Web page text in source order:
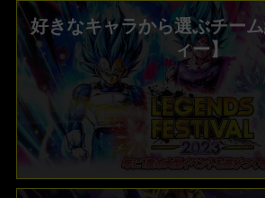
好きなキャラから選ぶチーム編成【パーテ
ィー】